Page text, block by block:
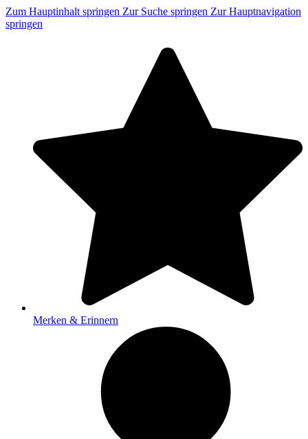
Zum Hauptinhalt springen Zur Suche springen Zur Hauptnavigation
springen
Merken & Erinnern